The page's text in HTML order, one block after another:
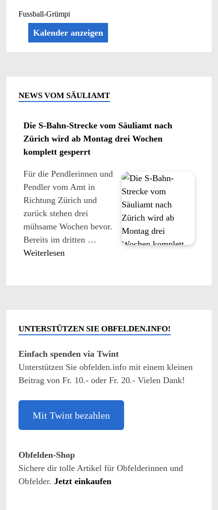
Fussball-Grümpi
Kalender anzeigen
NEWS VOM SÄULIAMT
Die S-Bahn-Strecke vom Säuliamt nach
Zürich wird ab Montag drei Wochen
komplett gesperrt
Für die Pendlerinnen und
Pendler vom Amt in
Richtung Zürich und
zurück stehen drei
mühsame Wochen bevor.
Bereits im dritten …
Weiterlesen
UNTERSTÜTZEN SIE OBFELDEN.INFO!
Einfach spenden via Twint
Unterstützen Sie obfelden.info mit einem kleinen
Beitrag von Fr. 10.- oder Fr. 20.- Vielen Dank!
Mit Twint bezahlen
Obfelden-Shop
Sichere dir tolle Artikel für Obfelderinnen und
Obfelder. Jetzt einkaufen